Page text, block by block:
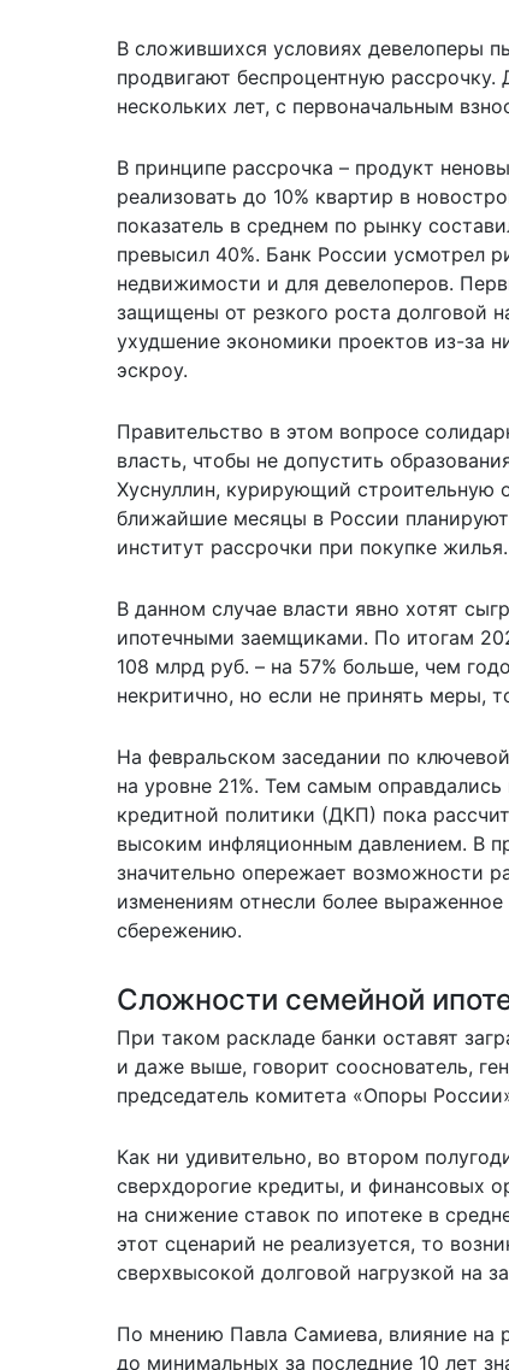
В сложившихся условиях девелоперы
продвигают беспроцентную
нескольких лет, с первоначальным
В принципе рассрочка – продукт
реализовать до 10% квартир в
показатель в среднем по рынку
превысил 40%. Банк России усмотрел
недвижимости и для девелоперов.
защищены от резкого роста долговой
ухудшение экономики проектов из-за
эскроу.
Правительство в этом вопросе
власть, чтобы не допустить
Хуснуллин, курирующий строительную
ближайшие месяцы в России
институт рассрочки при покупке жилья.
В данном случае власти явно хотят
ипотечными заемщиками. По итогам
108 млрд руб. – на 57% больше, чем
некритично, но если не принять меры,
На февральском заседании по
на уровне 21%. Тем самым
кредитной политики (ДКП) пока
высоким инфляционным давлением. В
значительно опережает возможности
изменениям отнесли более
сбережению.
Сложности семейной
При таком раскладе банки оставят
и даже выше, говорит сооснователь,
председатель комитета «Опоры
Как ни удивительно, во втором
сверхдорогие кредиты, и финансовых
на снижение ставок по ипотеке в
этот сценарий не реализуется, то
сверхвысокой долговой нагрузкой на
По мнению Павла Самиева, влияние на
до минимальных за последние 10 лет